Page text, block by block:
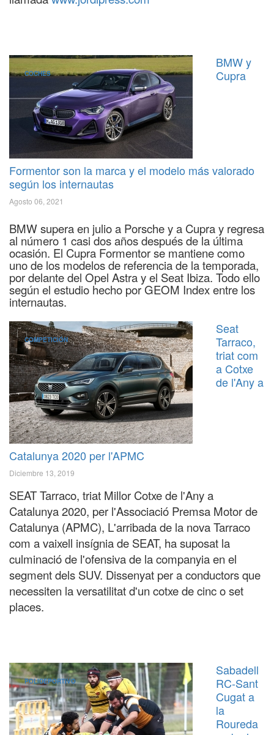
COCHES
BMW y
Cupra
Formentor son la marca y el modelo más valorado
según los internautas
Agosto 06, 2021
BMW supera en julio a Porsche y a Cupra y regresa
al número 1 casi dos años después de la última
ocasión. El Cupra Formentor se mantiene como
uno de los modelos de referencia de la temporada,
por delante del Opel Astra y el Seat Ibiza. Todo ello
según el estudio hecho por GEOM Index entre los
internautas.
COMPETICIÓN
Seat
Tarraco,
triat com
a Cotxe
de l'Any a
Catalunya 2020 per l'APMC
Diciembre 13, 2019
SEAT Tarraco, triat Millor Cotxe de l'Any a
Catalunya 2020, per l'Associació Premsa Motor de
Catalunya (APMC), L'arribada de la nova Tarraco
com a vaixell insígnia de SEAT, ha suposat la
culminació de l'ofensiva de la companyia en el
segment dels SUV. Dissenyat per a conductors que
necessiten la versatilitat d'un cotxe de cinc o set
places.
POLIDEPORTIVO
Sabadell
RC-Sant
Cugat a
la
Roureda